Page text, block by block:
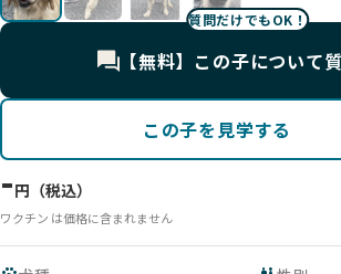
質問だけでもOK！
【無料】この子について
この子を見学する
-円（税込）
ワクチン は価格に含まれません